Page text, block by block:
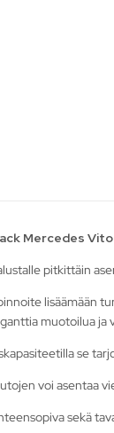
Mercedes
pitkittäin
lisäämään
muotoilua ja
se
voi asentaa
sekä